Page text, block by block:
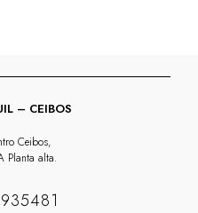
– CEIBOS
Ceibos,
Planta alta.